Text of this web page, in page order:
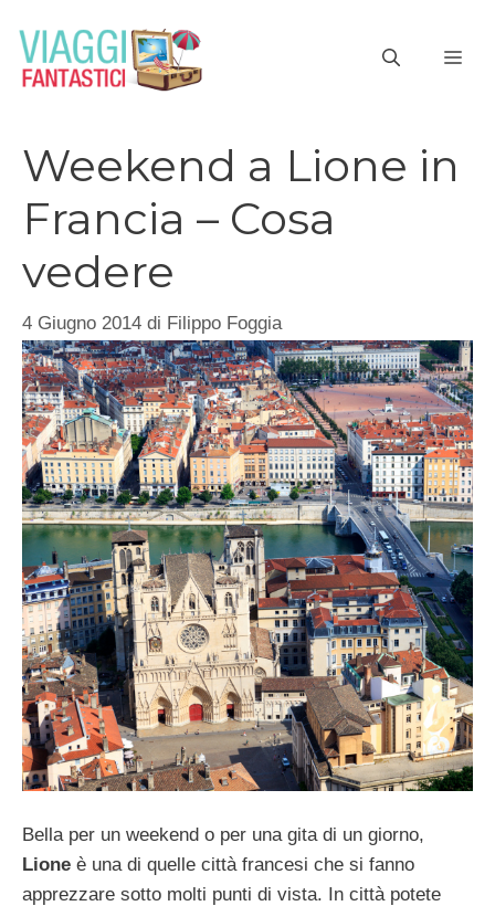
contenuto
Weekend a Lione in
Francia – Cosa
vedere
4 Giugno 2014 di Filippo Foggia
Bella per un weekend o per una gita di un giorno,
Lione è una di quelle città francesi che si fanno
apprezzare sotto molti punti di vista. In città potete